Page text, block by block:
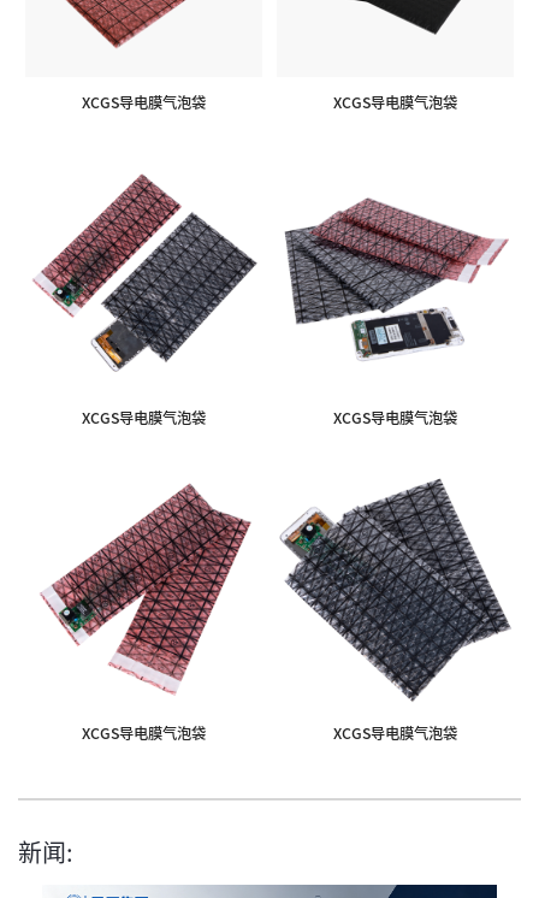
XCGS导电膜气泡袋 XCGS导电膜气泡袋
XCGS导电膜气泡袋 XCGS导电膜气泡袋
XCGS导电膜气泡袋 XCGS导电膜气泡袋
新闻: